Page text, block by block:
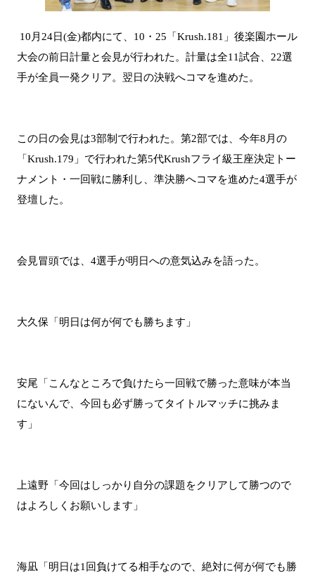
10月24日(金)都内にて、10・25「Krush.181」後楽園ホール
大会の前日計量と会見が行われた。計量は全11試合、22選
手が全員一発クリア。翌日の決戦へコマを進めた。
この日の会見は3部制で行われた。第2部では、今年8月の
「Krush.179」で行われた第5代Krushフライ級王座決定トー
ナメント・一回戦に勝利し、準決勝へコマを進めた4選手が
登壇した。
会見冒頭では、4選手が明日への意気込みを語った。
大久保「明日は何が何でも勝ちます」
安尾「こんなところで負けたら一回戦で勝った意味が本当
にないんで、今回も必ず勝ってタイトルマッチに挑みま
す」
上遠野「今回はしっかり自分の課題をクリアして勝つので
はよろしくお願いします」
海凪「明日は1回負けてる相手なので、絶対に何が何でも勝